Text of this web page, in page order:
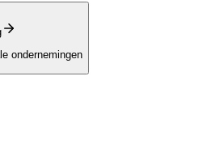
ondernemingen